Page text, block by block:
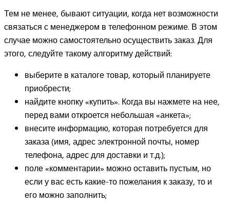
Тем не менее, бывают ситуации, когда нет возможности
связаться с менеджером в телефонном режиме. В этом
случае можно самостоятельно осуществить заказ. Для
этого, следуйте такому алгоритму действий:
выберите в каталоге товар, который планируете
приобрести;
найдите кнопку «купить». Когда вы нажмете на нее,
перед вами откроется небольшая «анкета»;
внесите информацию, которая потребуется для
заказа (имя, адрес электронной почты, номер
телефона, адрес для доставки и т.д.);
поле «комментарии» можно оставить пустым, но
если у вас есть какие-то пожелания к заказу, то и
его можно заполнить;